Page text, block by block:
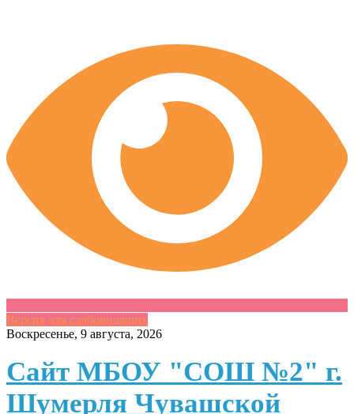
Версия для слабовидящих
Skip
content
Воскресенье, 9 августа, 2026
Сайт МБОУ "СОШ №2" г.
Шумерля Чувашской